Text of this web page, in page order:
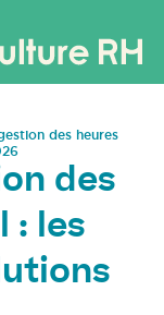
des heures
des
: les